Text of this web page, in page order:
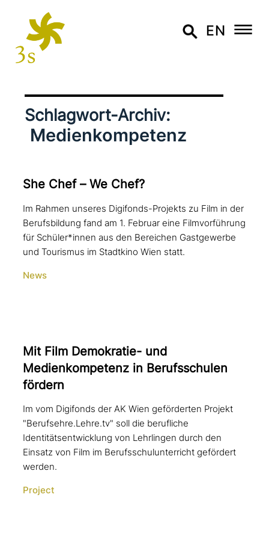
EN
Schlagwort-Archiv:
Medienkompetenz
She Chef – We Chef?
Im Rahmen unseres Digifonds-Projekts zu Film in der
Berufsbildung fand am 1. Februar eine Filmvorführung
für Schüler*innen aus den Bereichen Gastgewerbe
und Tourismus im Stadtkino Wien statt.
News
Mit Film Demokratie- und
Medienkompetenz in Berufsschulen
fördern
Im vom Digifonds der AK Wien geförderten Projekt
"Berufsehre.Lehre.tv" soll die berufliche
Identitätsentwicklung von Lehrlingen durch den
Einsatz von Film im Berufsschulunterricht gefördert
werden.
Project